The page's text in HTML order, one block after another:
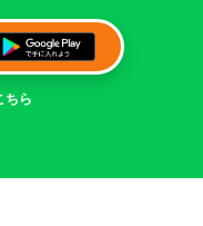
ちら